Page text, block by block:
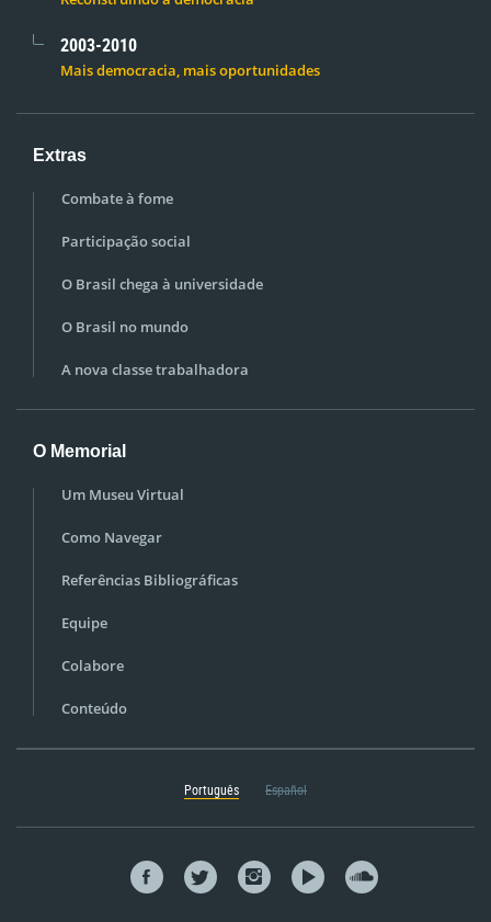
2003-2010
Mais democracia, mais oportunidades
Extras
Combate à fome
Participação social
O Brasil chega à universidade
O Brasil no mundo
A nova classe trabalhadora
O Memorial
Um Museu Virtual
Como Navegar
Referências Bibliográficas
Equipe
Colabore
Conteúdo
Português Español